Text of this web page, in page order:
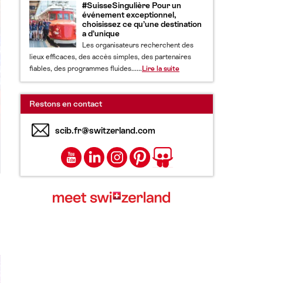
#SuisseSingulière Pour un
événement exceptionnel,
choisissez ce qu’une destination
a d’unique
Les organisateurs recherchent des
lieux efficaces, des accès simples, des partenaires
fiables, des programmes fluides...... Lire la suite
Restons en contact
scib.fr@switzerland.com